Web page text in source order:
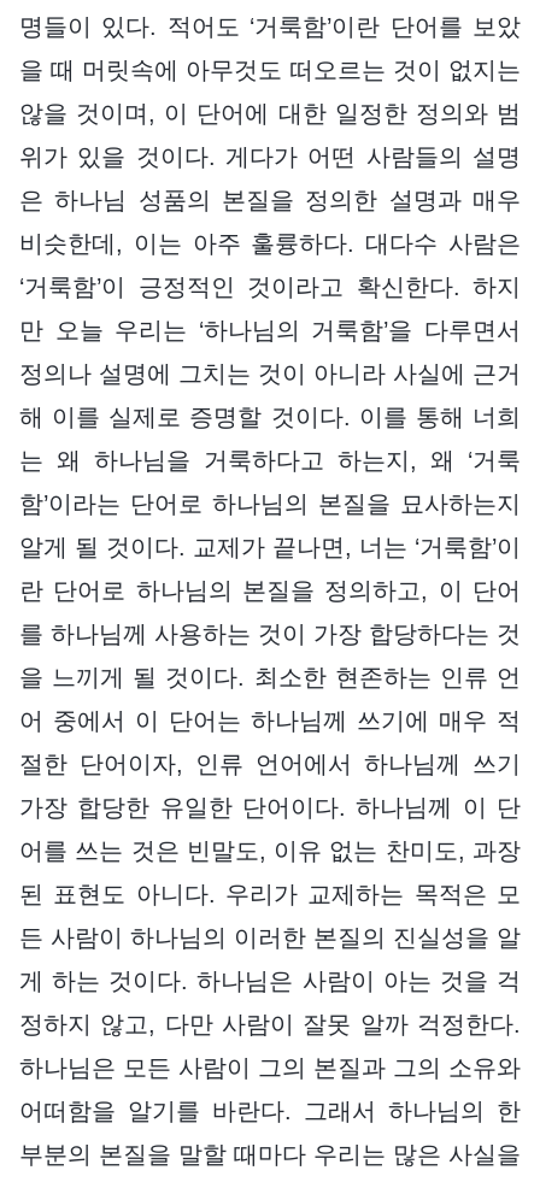
명들이 있다. 적어도 ‘거룩함’이란 단어를 보았
을 때 머릿속에 아무것도 떠오르는 것이 없지는
않을 것이며, 이 단어에 대한 일정한 정의와 범
위가 있을 것이다. 게다가 어떤 사람들의 설명
은 하나님 성품의 본질을 정의한 설명과 매우
비슷한데, 이는 아주 훌륭하다. 대다수 사람은
‘거룩함’이 긍정적인 것이라고 확신한다. 하지
만 오늘 우리는 ‘하나님의 거룩함’을 다루면서
정의나 설명에 그치는 것이 아니라 사실에 근거
해 이를 실제로 증명할 것이다. 이를 통해 너희
는 왜 하나님을 거룩하다고 하는지, 왜 ‘거룩
함’이라는 단어로 하나님의 본질을 묘사하는지
알게 될 것이다. 교제가 끝나면, 너는 ‘거룩함’이
란 단어로 하나님의 본질을 정의하고, 이 단어
를 하나님께 사용하는 것이 가장 합당하다는 것
을 느끼게 될 것이다. 최소한 현존하는 인류 언
어 중에서 이 단어는 하나님께 쓰기에 매우 적
절한 단어이자, 인류 언어에서 하나님께 쓰기
가장 합당한 유일한 단어이다. 하나님께 이 단
어를 쓰는 것은 빈말도, 이유 없는 찬미도, 과장
된 표현도 아니다. 우리가 교제하는 목적은 모
든 사람이 하나님의 이러한 본질의 진실성을 알
게 하는 것이다. 하나님은 사람이 아는 것을 걱
정하지 않고, 다만 사람이 잘못 알까 걱정한다.
하나님은 모든 사람이 그의 본질과 그의 소유와
어떠함을 알기를 바란다. 그래서 하나님의 한
부분의 본질을 말할 때마다 우리는 많은 사실을